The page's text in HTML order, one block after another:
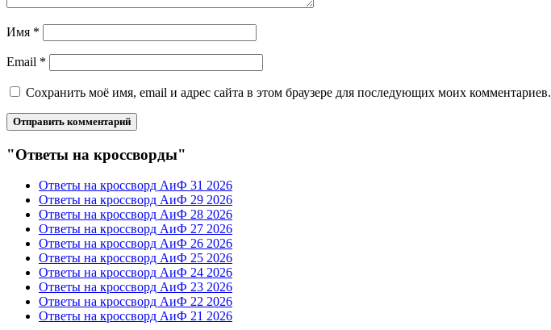
Имя *
Email *
Сохранить моё имя, email и адрес сайта в этом браузере для последующих моих комментариев.
"Ответы на кроссворды"
Ответы на кроссворд АиФ 31 2026
Ответы на кроссворд АиФ 29 2026
Ответы на кроссворд АиФ 28 2026
Ответы на кроссворд АиФ 27 2026
Ответы на кроссворд АиФ 26 2026
Ответы на кроссворд АиФ 25 2026
Ответы на кроссворд АиФ 24 2026
Ответы на кроссворд АиФ 23 2026
Ответы на кроссворд АиФ 22 2026
Ответы на кроссворд АиФ 21 2026